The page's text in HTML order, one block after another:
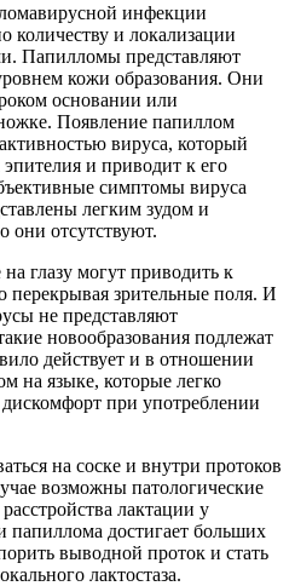
инфекции
количеству и локализации
Папилломы представляют
кожи образования. Они
основании или
Появление папиллом
вируса, который
и приводит к его
симптомы вируса
легким зудом и
они отсутствуют.
глазу могут приводить к
перекрывая зрительные поля. И
не представляют
новообразования подлежат
действует и в отношении
на языке, которые легко
при употреблении
на соске и внутри протоков
возможны патологические
лактации у
достигает больших
выводной проток и стать
лактостаза.